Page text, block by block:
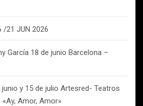
/21 JUN 2026
García 18 de junio Barcelona –
y 15 de julio Artesred- Teatros
Amor, Amor»